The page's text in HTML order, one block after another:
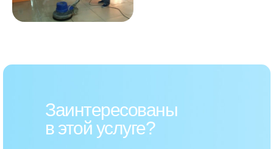
Заинтересованы
в этой услуге?